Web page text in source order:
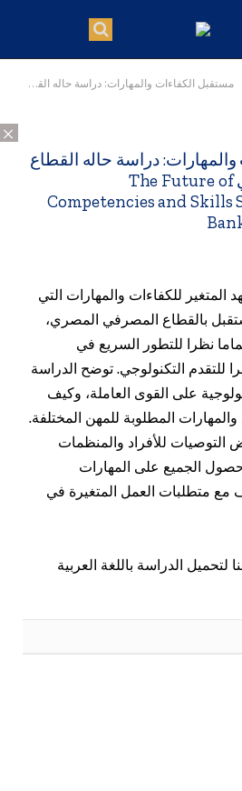
×
مستقبل الكفاءات والمهارات: دراسة حاله القطاع المصرفي المصري The Future of Competencies and Skills Study: Egyptian Banking Sector Case
دراسة حاله القطاع
المصرفي المصري The Future of
Competencies and
للكفاءات والمهارات التي
بالقطاع المصرفي المصري،
نظرا للتطور السريع في
للتقدم التكنولوجي. توضح الدراسة
على القوى العاملة، وكيف
المطلوبة للمهن المختلفة.
التوصيات للأفراد والمنظمات
الجميع على المهارات
مع متطلبات العمل المتغيرة في
لتحميل الدراسة باللغة العربية